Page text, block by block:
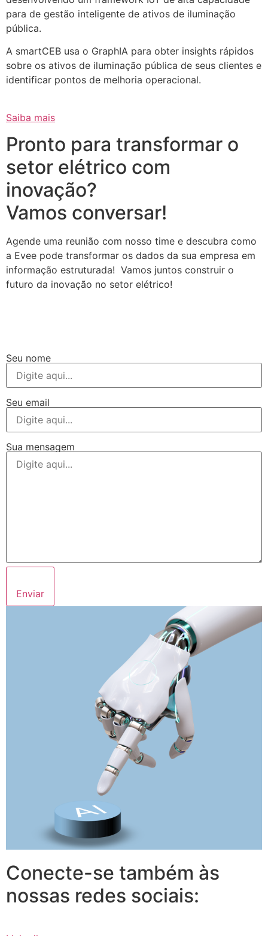
para de gestão inteligente de ativos de iluminação
pública.
A smartCEB usa o GraphIA para obter insights rápidos
sobre os ativos de iluminação pública de seus clientes e
identificar pontos de melhoria operacional.
Saiba mais
Pronto para transformar o
setor elétrico com
inovação?
Vamos conversar!
Agende uma reunião com nosso time e descubra como
a Evee pode transformar os dados da sua empresa em
informação estruturada! Vamos juntos construir o
futuro da inovação no setor elétrico!
Seu nome
Seu email
Sua mensagem
Enviar
Conecte-se também às
nossas redes sociais: